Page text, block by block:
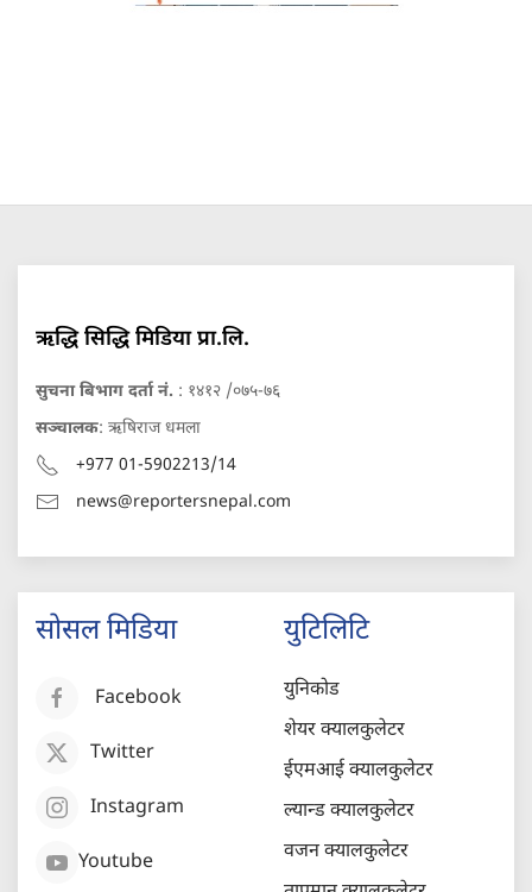
ऋद्धि सिद्धि मिडिया प्रा.लि.
सुचना बिभाग दर्ता नं. : १४१२ /०७५-७६
सञ्चालक: ऋषिराज धमला
+977 01-5902213/14
news@reportersnepal.com
सोसल मिडिया
Facebook
Twitter
Instagram
Youtube
युटिलिटि
युनिकोड
शेयर क्यालकुलेटर
ईएमआई क्यालकुलेटर
ल्यान्ड क्यालकुलेटर
वजन क्यालकुलेटर